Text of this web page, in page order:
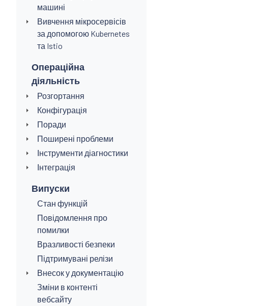
машині
Вивчення мікросервісів
за допомогою Kubernetes
та Istio
Операційна
діяльність
Розгортання
Конфігурація
Поради
Поширені проблеми
Інструменти діагностики
Інтеграція
Випуски
Стан функцій
Повідомлення про
помилки
Вразливості безпеки
Підтримувані релізи
Внесок у документацію
Зміни в контенті
вебсайту